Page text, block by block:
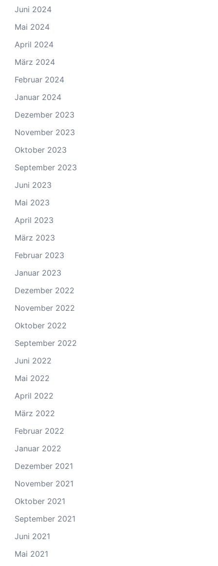
Juni 2024
Mai 2024
April 2024
März 2024
Februar 2024
Januar 2024
Dezember 2023
November 2023
Oktober 2023
September 2023
Juni 2023
Mai 2023
April 2023
März 2023
Februar 2023
Januar 2023
Dezember 2022
November 2022
Oktober 2022
September 2022
Juni 2022
Mai 2022
April 2022
März 2022
Februar 2022
Januar 2022
Dezember 2021
November 2021
Oktober 2021
September 2021
Juni 2021
Mai 2021